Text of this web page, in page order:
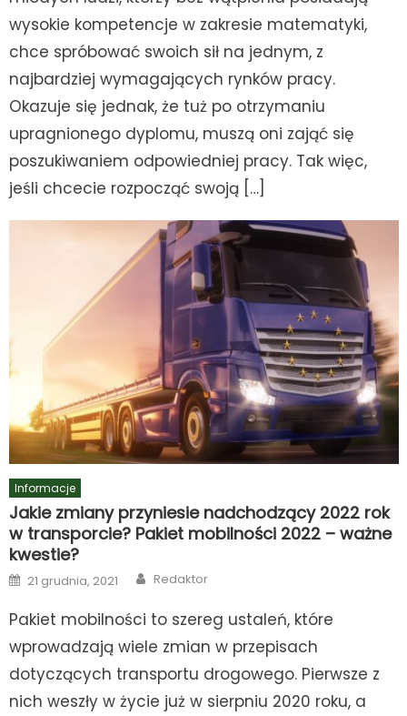
wysokie kompetencje w zakresie matematyki,
chce spróbować swoich sił na jednym, z
najbardziej wymagających rynków pracy.
Okazuje się jednak, że tuż po otrzymaniu
upragnionego dyplomu, muszą oni zająć się
poszukiwaniem odpowiedniej pracy. Tak więc,
jeśli chcecie rozpocząć swoją […]
Informacje
Jakie zmiany przyniesie nadchodzący 2022 rok
w transporcie? Pakiet mobilności 2022 – ważne
kwestie?
Posted
on
21 grudnia, 2021 Author
Redaktor
Pakiet mobilności to szereg ustaleń, które
wprowadzają wiele zmian w przepisach
dotyczących transportu drogowego. Pierwsze z
nich weszły w życie już w sierpniu 2020 roku, a